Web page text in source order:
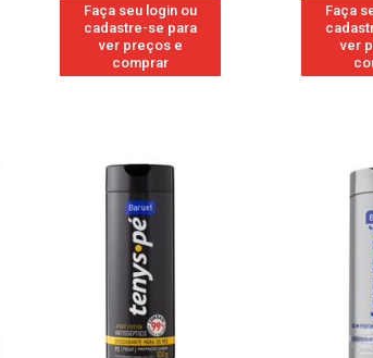
Faça seu login ou
cadastre-se para
ver preços e
comprar
Faça
ver